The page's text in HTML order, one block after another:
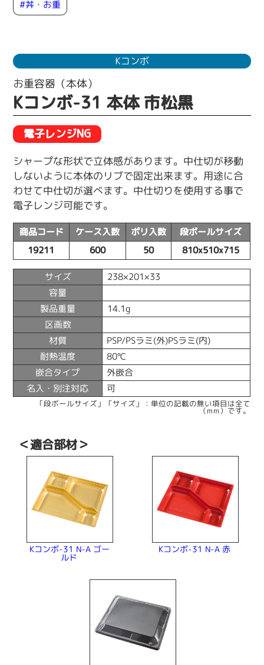
#丼・お重
Kコンボ
お重容器（本体）
Kコンボ-31 本体 市松黒
電子レンジNG
シャープな形状で立体感があります。中仕切が移動
しないように本体のリブで固定出来ます。用途に合
わせて中仕切が選べます。中仕切りを使用する事で
電子レンジ可能です。
商品コード ケース入数 ポリ入数 段ボールサイズ
19211 600 50 810x510x715
サイズ 238×201×33
容量
製品重量 14.1g
区画数
材質 PSP/PSラミ(外)PSラミ(内)
耐熱温度 80℃
嵌合タイプ 外嵌合
名入・別注対応 可
「段ボールサイズ」「サイズ」：単位の記載の無い項目は全て
（mm）です。
＜適合部材＞
Kコンボ-31 N-A ゴー
ルド
Kコンボ-31 N-A 赤